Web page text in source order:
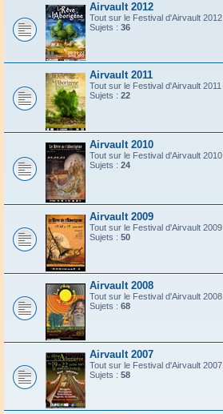
Airvault 2012
Tout sur le Festival d'Airvault 2012
Sujets : 36
Airvault 2011
Tout sur le Festival d'Airvault 2011
Sujets : 22
Airvault 2010
Tout sur le Festival d'Airvault 2010
Sujets : 24
Airvault 2009
Tout sur le Festival d'Airvault 2009
Sujets : 50
Airvault 2008
Tout sur le Festival d'Airvault 2008.
Sujets : 68
Airvault 2007
Tout sur le Festival d'Airvault 2007.
Sujets : 58